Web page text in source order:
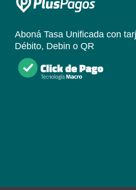
Aboná Tasa Unificadacon
Débito, Debin o QR